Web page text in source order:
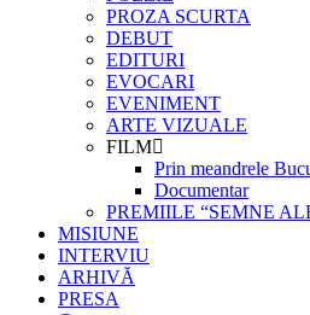
PROZA SCURTA
DEBUT
EDITURI
EVOCARI
EVENIMENT
ARTE VIZUALE
FILM
Prin meandrele
Documentar
PREMIILE “SEMNE
MISIUNE
INTERVIU
ARHIVĂ
PRESA